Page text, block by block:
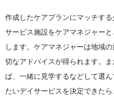
作成したケアプランにマッチす
サービス施設をケアマネジャー
します。ケアマネジャーは地域
切なアドバイスが得られます。
ば、一緒に見学するなどして選
たいデイサービスを決定できた